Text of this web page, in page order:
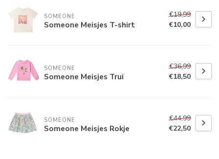
SOMEONE
Someone Meisjes T-shirt
€19,99
€10,00
SOMEONE
Someone Meisjes Trui
€36,99
€18,50
SOMEONE
Someone Meisjes Rokje
€44,99
€22,50